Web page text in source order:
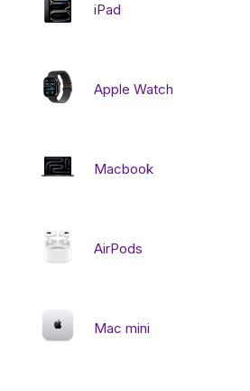
Умный дом и
iPad
Apple Watch
Macbook
AirPods
Mac mini